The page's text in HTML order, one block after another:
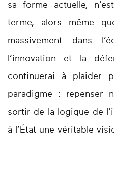
sa forme actuelle,
terme, alors même
massivement dans
l’innovation et la
continuerai à plaider
paradigme : repenser
sortir de la logique de
à l’État une véritable